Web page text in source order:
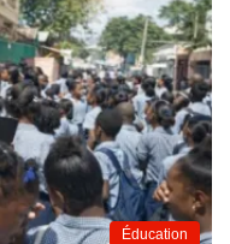
Éducation